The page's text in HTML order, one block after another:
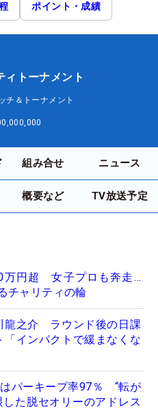
ポイント・成績
トーナメント
チ＆トーナメント
組み合せ ニュース
概要など TV放送予定
万円超 女子プロも奔走…
チャリティの輪
龍之介 ラウンド後の日課
「インパクトで緩まなくな
パーキープ率97％ “転が
した脱セオリーのアドレス